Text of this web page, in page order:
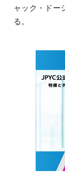
ャック・ドー
る。